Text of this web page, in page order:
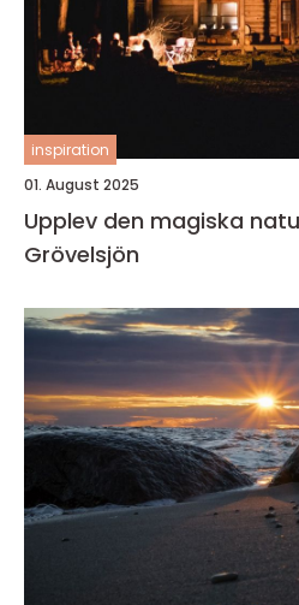
inspiration
01. August 2025
Upplev den magiska
Grövelsjön